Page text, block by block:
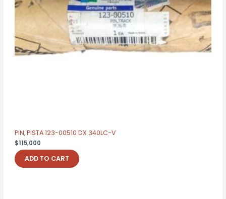
PIN, PISTA 123-00510 DX 340LC-V
$115,000
ADD TO CART